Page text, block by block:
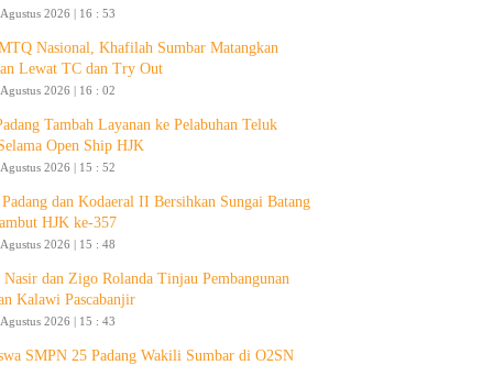
2026 | 16 : 53
Nasional, Khafilah Sumbar Matangkan
Lewat TC dan Try Out
2026 | 16 : 02
Tambah Layanan ke Pelabuhan Teluk
Open Ship HJK
2026 | 15 : 52
dan Kodaeral II Bersihkan Sungai Batang
HJK ke-357
2026 | 15 : 48
Nasir dan Zigo Rolanda Tinjau Pembangunan
Kalawi Pascabanjir
2026 | 15 : 43
SMPN 25 Padang Wakili Sumbar di O2SN